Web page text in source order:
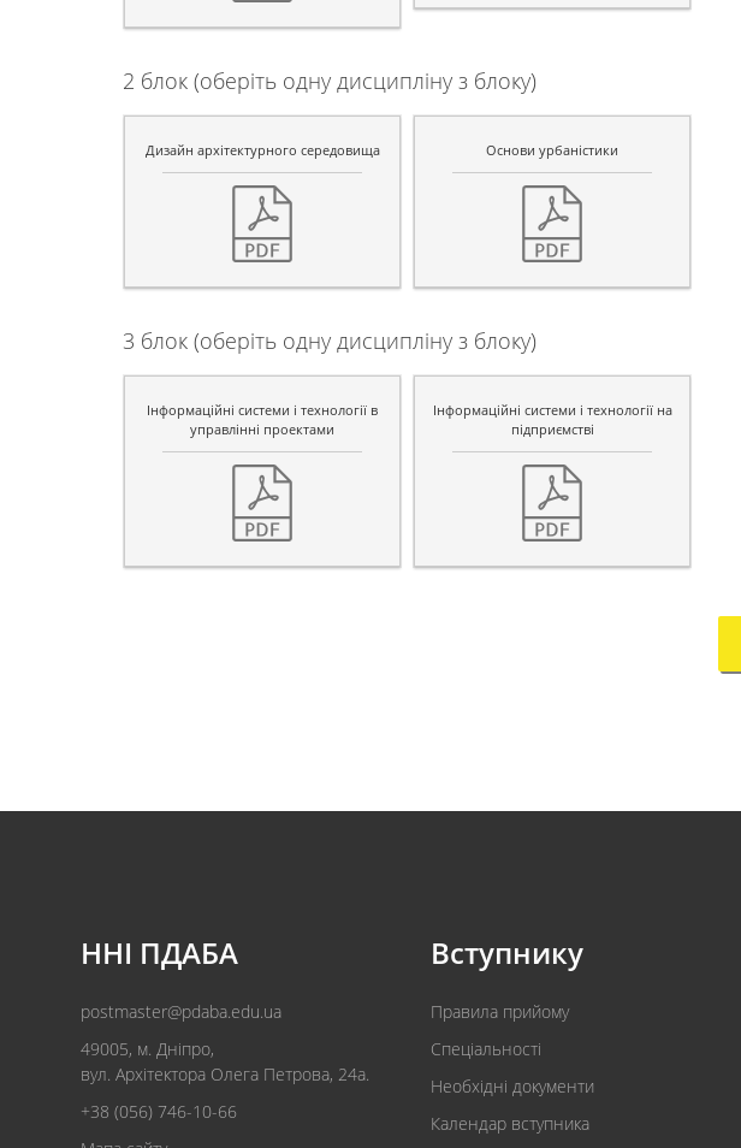
2 блок (оберіть одну дисципліну з блоку)
Дизайн архітектурного середовища Основи урбаністики
3 блок (оберіть одну дисципліну з блоку)
Інформаційні системи і технології в
управлінні проектами
Інформаційні системи і технології на
підприємстві
ННІ ПДАБА
postmaster@pdaba.edu.ua
49005, м. Дніпро,
вул. Архітектора Олега Петрова, 24а.
+38 (056) 746-10-66
Вступнику
Правила прийому
Спеціальності
Необхідні документи
Календар вступника